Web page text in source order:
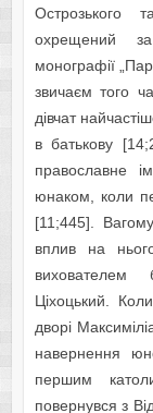
Острозького
охрещений
монографії
звичаєм того
дівчат
в батькову
православне
юнаком, коли
[11;445].
вплив на
вихователем
Ціхоцький.
дворі
навернення
першим
повернувся з